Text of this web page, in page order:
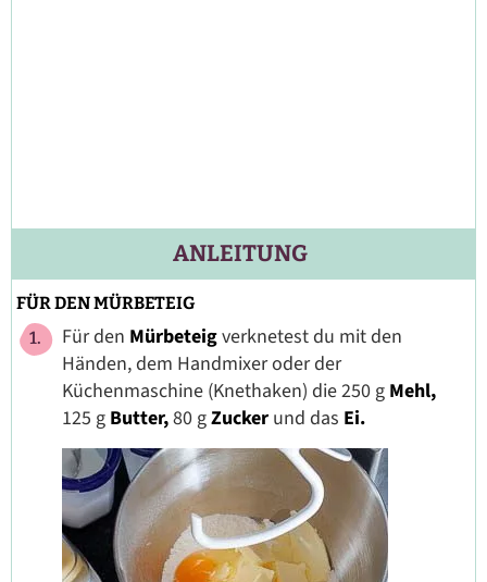
ANLEITUNG
FÜR DEN MÜRBETEIG
Für den Mürbeteigverknetest du mit den
Händen, dem Handmixer oder der
Küchenmaschine (Knethaken) die 250 g Mehl,
125 g Butter,80 gZucker und das Ei.